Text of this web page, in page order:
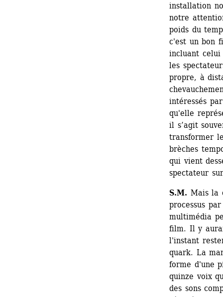
installation
notre
poids du
c'est un bon
incluant celui
les
propre, à
intéressés
qu'elle
il s’agit
transformer
brèches
qui vient
spectateur
S.M. Mais la
processus
multimédia
film. Il y
l'instant
quark. La
forme d'une
quinze voix
des sons